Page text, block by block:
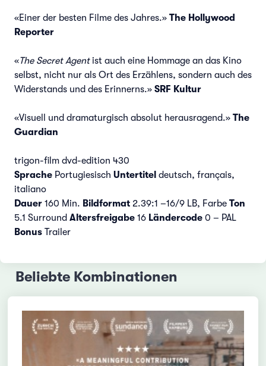
«Einer der besten Filme des Jahres.» The Hollywood
Reporter
«The Secret Agentist auch eine Hommage an das Kino
selbst, nicht nur als Ort des Erzählens, sondern auch des
Widerstands und des Erinnerns.» SRF Kultur
«Visuell und dramaturgisch absolut herausragend.» The
Guardian
trigon-film dvd-edition 430
Sprache Portugiesisch Untertitel deutsch, français,
italiano
Dauer 160 Min. Bildformat 2.39:1 –16/9 LB, Farbe Ton
5.1 Surround Altersfreigabe 16 Ländercode 0 – PAL
Bonus Trailer
Beliebte Kombinationen